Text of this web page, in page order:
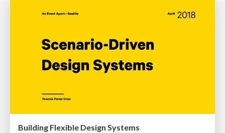
Building Flexible Design Systems